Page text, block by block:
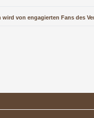
von engagierten Fans des